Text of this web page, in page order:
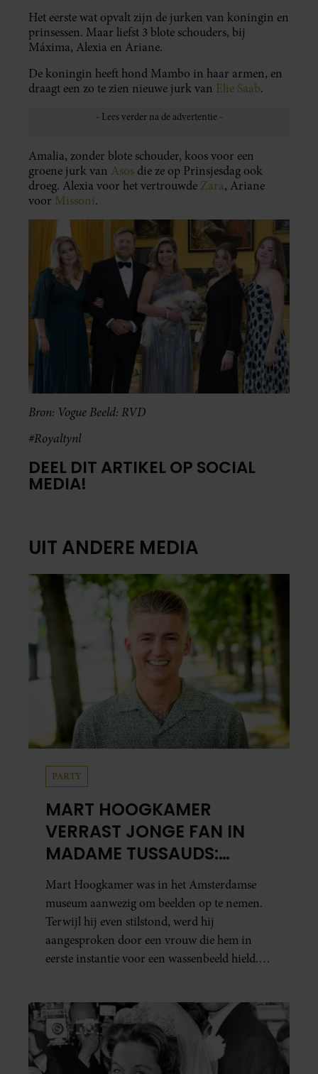
Het eerste wat opvalt zijn de jurken van koningin en
prinsessen. Maar liefst 3 blote schouders, bij
Máxima, Alexia en Ariane.
De koningin heeft hond Mambo in haar armen, en
draagt een zo te zien nieuwe jurk van Elie Saab.
Amalia, zonder blote schouder, koos voor een
groene jurk van Asos die ze op Prinsjesdag ook
droeg. Alexia voor het vertrouwde Zara, Ariane
voor Missoni.
Bron: Vogue Beeld: RVD
#Royaltynl
DEEL DIT ARTIKEL OP SOCIAL
MEDIA!
UIT ANDERE MEDIA
PARTY
MART HOOGKAMER
VERRAST JONGE FAN IN
MADAME TUSSAUDS:
ONTROEREND MOMENT
EINDIGT IN TRANEN
Mart Hoogkamer was in het Amsterdamse
museum aanwezig om beelden op te nemen.
Terwijl hij even stilstond, werd hij
aangesproken door een vrouw die hem in
eerste instantie voor een wassenbeeld hield.
staan. Haar zoontje was namelijk…